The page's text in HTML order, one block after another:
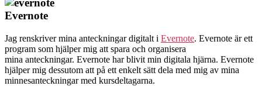
Evernote
Jag renskriver mina anteckningar digitalt i Evernote. Evernote är ett
program som hjälper mig att spara och organisera
mina anteckningar. Evernote har blivit min digitala hjärna. Evernote
hjälper mig dessutom att på ett enkelt sätt dela med mig av mina
minnesanteckningar med kursdeltagarna.